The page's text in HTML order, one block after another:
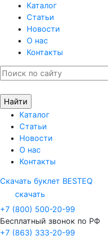
Каталог
Статьи
Новости
О нас
Контакты
Каталог
Статьи
Новости
О нас
Контакты
Скачать буклет BESTEQ
скачать
+7 (800) 500-20-99
Бесплатный звонок по РФ
+7 (863) 333-20-99